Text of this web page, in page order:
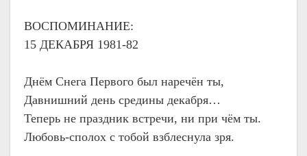
ВОСПОМИНАНИЕ:
15 ДЕКАБРЯ 1981-82
Днём Снега Первого был наречён ты,
Давнишний день средины декабря…
Теперь не праздник встречи, ни при чём ты.
Любовь-сполох с тобой взблеснула зря.